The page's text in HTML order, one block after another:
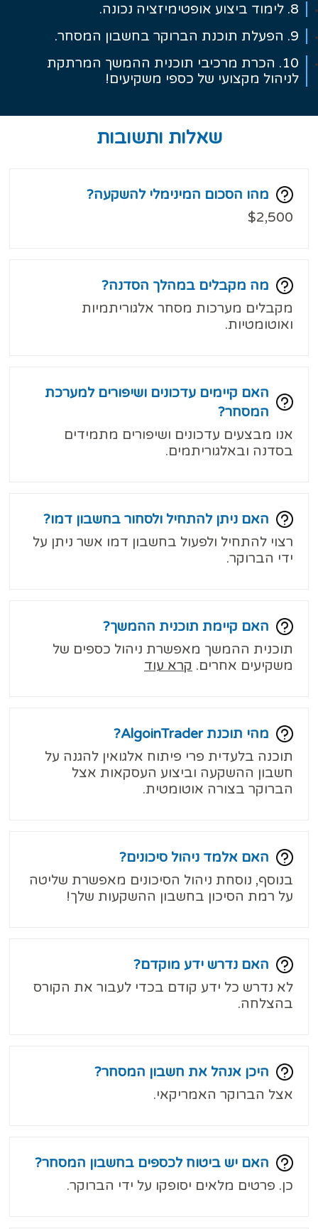
8. לימוד ביצוע אופטימיזציה נכונה.
9. הפעלת תוכנת הברוקר בחשבון המסחר.
10. הכרת מרכיבי תוכנית ההמשך המרתקת
לניהול מקצועי של כספי משקיעים!
שאלות ותשובות
מהו הסכום המינימלי להשקעה?
$2,500
מה מקבלים במהלך הסדנה?
מקבלים מערכות מסחר אלגוריתמיות
ואוטומטיות.
האם קיימים עדכונים ושיפורים למערכת
המסחר?
אנו מבצעים עדכונים ושיפורים מתמידים
בסדנה ובאלגוריתמים.
האם ניתן להתחיל ולסחור בחשבון דמו?
רצוי להתחיל ולפעול בחשבון דמו אשר ניתן על
ידי הברוקר.
האם קיימת תוכנית ההמשך?
תוכנית ההמשך מאפשרת ניהול כספים של
משקיעים אחרים. קרא עוד
מהי תוכנת AlgoinTrader?
תוכנה בלעדית פרי פיתוח אלגואין להגנה על
חשבון ההשקעה וביצוע העסקאות אצל
הברוקר בצורה אוטומטית.
האם אלמד ניהול סיכונים?
בנוסף, נוסחת ניהול הסיכונים מאפשרת שליטה
על רמת הסיכון בחשבון ההשקעות שלך!
האם נדרש ידע מוקדם?
לא נדרש כל ידע קודם בכדי לעבור את הקורס
בהצלחה.
היכן אנהל את חשבון המסחר?
אצל הברוקר האמריקאי.
האם יש ביטוח לכספים בחשבון המסחר?
כן. פרטים מלאים יסופקו על ידי הברוקר.